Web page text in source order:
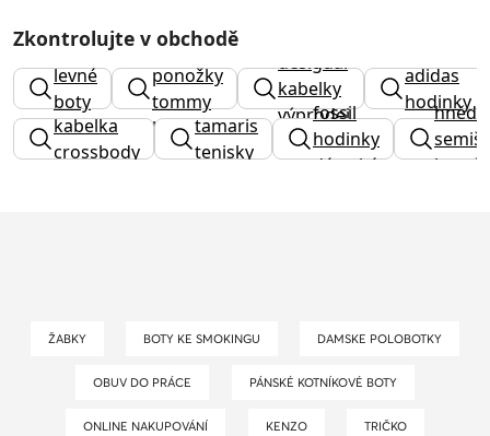
Zkontrolujte v obchodě
levné
boty
pánské
ponožky
tommy
hilfiger
desigual
kabelky
výprodej
adidas
hodinky
kabelka
crossbody
tamaris
tenisky
fossil
hodinky
dámské
hnědé
ŽABKY BOTY KE SMOKINGU DAMSKE POLOBOTKY
OBUV DO PRÁCE PÁNSKÉ KOTNÍKOVÉ BOTY
ONLINE NAKUPOVÁNÍ KENZO TRIČKO